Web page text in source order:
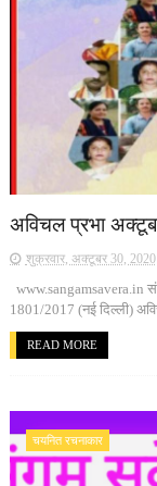
अविचल प्रभा
शुक्रवार, अक्टूबर 30, 2020
www.sangamsavera.in
1801/2017 (नई दिल्ली)
READ MORE
चयनित रचनाकार